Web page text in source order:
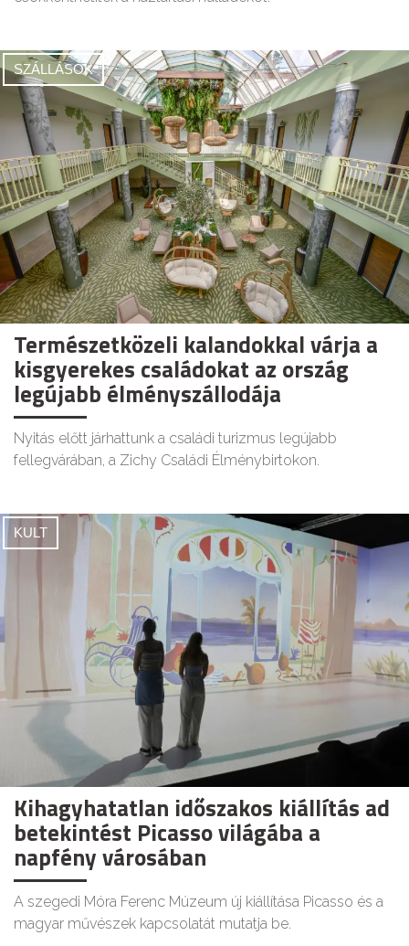
SZÁLLÁSOK
Természetközeli kalandokkal várja a
kisgyerekes családokat az ország
legújabb élményszállodája
Nyitás előtt járhattunk a családi turizmus legújabb
fellegvárában, a Zichy Családi Élménybirtokon.
KULT
Kihagyhatatlan időszakos kiállítás ad
betekintést Picasso világába a
napfény városában
A szegedi Móra Ferenc Múzeum új kiállítása Picasso és a
magyar művészek kapcsolatát mutatja be.